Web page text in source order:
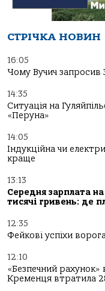
СТРІЧКА НОВИН
16:05
Чому Вучич запросив
14:35
Ситуація на
«Перуна»
14:05
Індукційна чи
краще
13:13
Середня зарплата
тисячі гривень: де
12:35
Фейкові успіхи
12:10
«Безпечний
Кременця втратила